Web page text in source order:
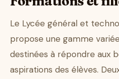
Le Lycée général et
propose une gamme
destinées à répondre aux
aspirations des élèves.